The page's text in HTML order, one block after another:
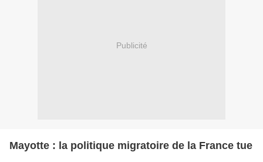
Publicité
Mayotte : la politique migratoire de la France tue